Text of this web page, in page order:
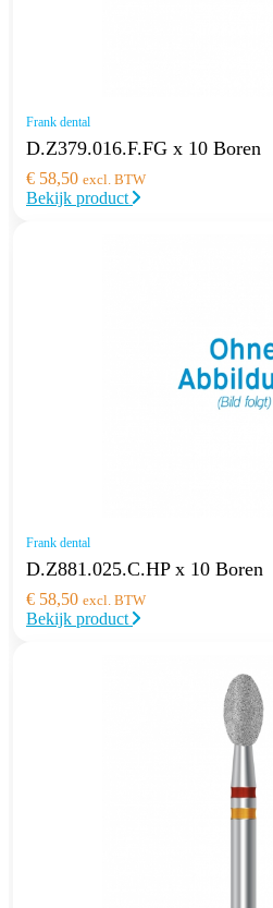
Frank dental
D.Z379.016.F.FG x 10 Boren
€ 58,50 excl. BTW
Bekijk product
Frank dental
D.Z881.025.C.HP x 10 Boren
€ 58,50 excl. BTW
Bekijk product